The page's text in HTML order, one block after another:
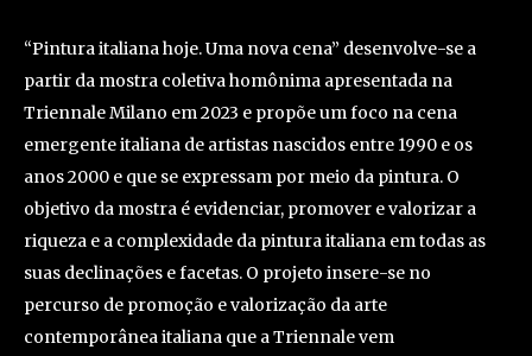
“Pintura italiana hoje. Uma nova cena” desenvolve-se a
partir da mostra coletiva homônima apresentada na
Triennale Milano em 2023 e propõe um foco na cena
emergente italiana de artistas nascidos entre 1990 e os
anos 2000 e que se expressam por meio da pintura. O
objetivo da mostra é evidenciar, promover e valorizar a
riqueza e a complexidade da pintura italiana em todas as
suas declinações e facetas. O projeto insere-se no
percurso de promoção e valorização da arte
contemporânea italiana que a Triennale vem